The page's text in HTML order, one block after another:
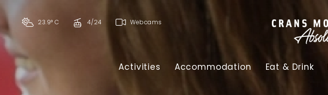
23.9° C 4/24 Webcams
Activities Accommodation Eat & Drink